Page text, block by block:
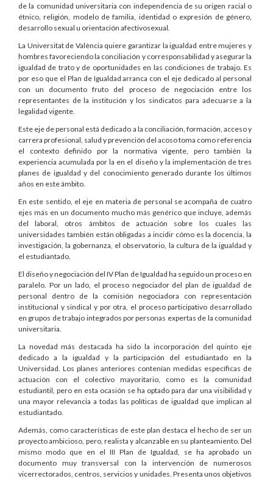
de la comunidad universitaria con independencia de su origen racial o
étnico, religión, modelo de familia, identidad o expresión de género,
desarrollo sexual u orientación afectivosexual.
La Universitat de València quiere garantizar la igualdad entre mujeres y
hombres favoreciendo la conciliación y corresponsabilidad y asegurar la
igualdad de trato y de oportunidades en las condiciones de trabajo. Es
por eso que el Plan de Igualdad arranca con el eje dedicado al personal
con un documento fruto del proceso de negociación entre los
representantes de la institución y los sindicatos para adecuarse a la
legalidad vigente.
Este eje de personal está dedicado a la conciliación, formación, acceso y
carrera profesional, salud y prevención del acoso toma como referencia
el contexto definido por la normativa vigente, pero también la
experiencia acumulada por la en el diseño y la implementación de tres
planes de igualdad y del conocimiento generado durante los últimos
años en este ámbito.
En este sentido, el eje en materia de personal se acompaña de cuatro
ejes más en un documento mucho más genérico que incluye, además
del laboral, otros ámbitos de actuación sobre los cuales las
universidades también están obligadas a incidir cómo es la docencia, la
investigación, la gobernanza, el observatorio, la cultura de la igualdad y
el estudiantado.
El diseño y negociación del IV Plan de Igualdad ha seguido un proceso en
paralelo. Por un lado, el proceso negociador del plan de igualdad de
personal dentro de la comisión negociadora con representación
institucional y sindical y por otra, el proceso participativo desarrollado
en grupos de trabajo integrados por personas expertas de la comunidad
universitaria.
La novedad más destacada ha sido la incorporación del quinto eje
dedicado a la igualdad y la participación del estudiantado en la
Universidad. Los planes anteriores contenían medidas específicas de
actuación con el colectivo mayoritario, como es la comunidad
estudiantil, pero en esta ocasión se ha optado para dar una visibilidad y
una mayor relevancia a todas las políticas de igualdad que implican al
estudiantado.
Además, como características de este plan destaca el hecho de ser un
proyecto ambicioso, pero, realista y alcanzable en su planteamiento. Del
mismo modo que en el III Plan de Igualdad, se ha aprobado un
documento muy transversal con la intervención de numerosos
vicerrectorados, centros, servicios y unidades. Presenta unos objetivos